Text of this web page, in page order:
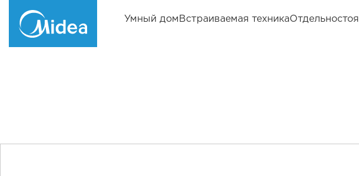
Умный домВстраиваемая техника